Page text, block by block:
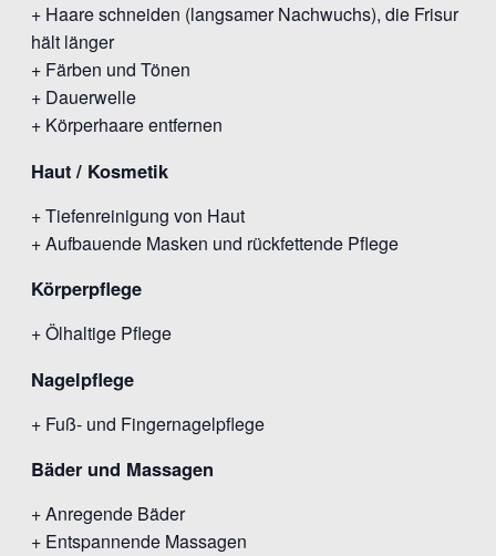
+ Haare schneiden (langsamer Nachwuchs), die Frisur
hält länger
+ Färben und Tönen
+ Dauerwelle
+ Körperhaare entfernen
Haut / Kosmetik
+ Tiefenreinigung von Haut
+ Aufbauende Masken und rückfettende Pflege
Körperpflege
+ Ölhaltige Pflege
Nagelpflege
+ Fuß- und Fingernagelpflege
Bäder und Massagen
+ Anregende Bäder
+ Entspannende Massagen